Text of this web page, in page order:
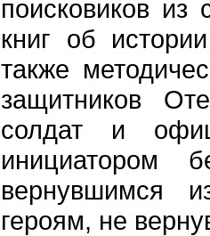
поисковиков из
книг об
также
защитников
солдат и
инициатором
вернувшимся
героям, не